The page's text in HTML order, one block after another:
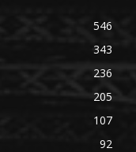
546
343
236
205
107
92